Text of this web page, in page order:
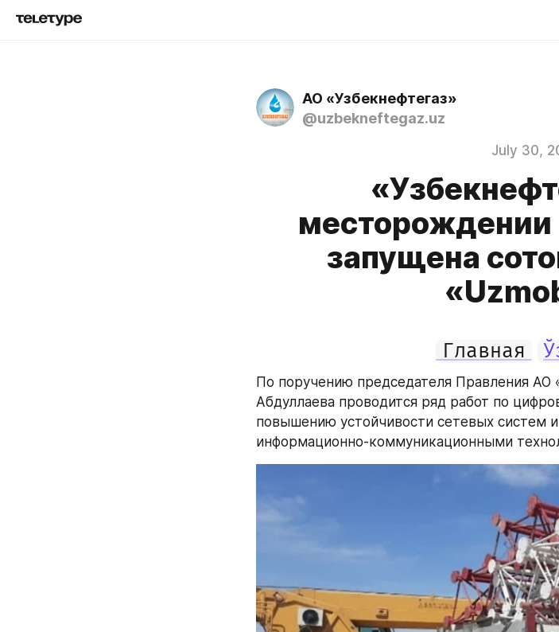
АО «Узбекнефтегаз»
@uzbekneftegaz.uz
July 30,
запущена
Главная
По поручению председателя Правления АО
Абдуллаева проводится ряд работ по
повышению устойчивости сетевых систем
информационно-коммуникационными